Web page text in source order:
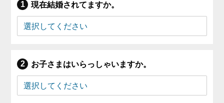
現在結婚されてますか。
お子さまはいらっしゃいますか。